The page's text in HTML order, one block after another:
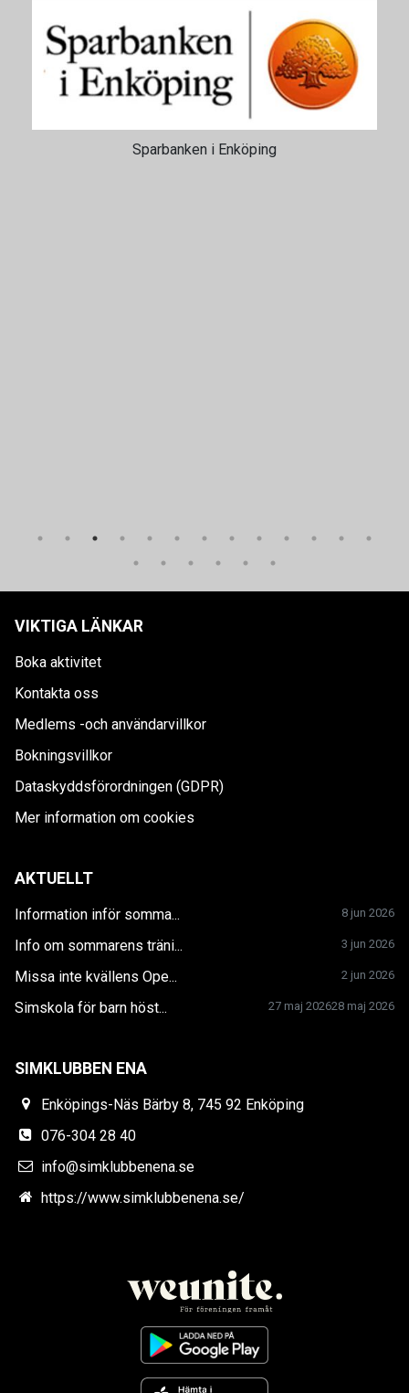
Swoosh
VIKTIGA LÄNKAR
Boka aktivitet
Kontakta oss
Medlems -och användarvillkor
Bokningsvillkor
Dataskyddsförordningen (GDPR)
Mer information om cookies
AKTUELLT
Information inför somma... 8 jun 2026
Info om sommarens träni... 3 jun 2026
Missa inte kvällens Ope... 2 jun 2026
28 maj 2026
Simskola för barn höst... 27 maj 2026
SIMKLUBBEN ENA
Enköpings-Näs Bärby 8, 745 92 Enköping
076-304 28 40
info@simklubbenena.se
https://www.simklubbenena.se/